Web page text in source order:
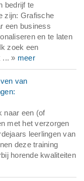
bedrijf te
zijn: Grafische
een business
en te laten
zoek een
... » meer
van
naar een (of
met het verzorgen
leerlingen van
deze training
horende kwaliteiten